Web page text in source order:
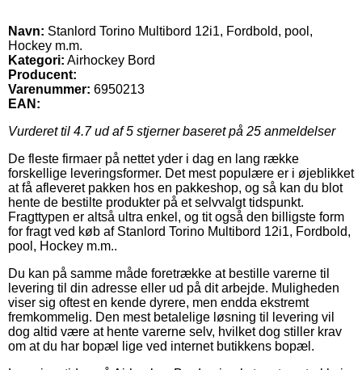
Navn: Stanlord Torino Multibord 12i1, Fordbold, pool,
Hockey m.m.
Kategori: Airhockey Bord
Producent:
Varenummer: 6950213
EAN:
Vurderet til 4.7ud af 5 stjerner baseret på 25 anmeldelser
De fleste firmaer på nettet yder i dag en lang række
forskellige leveringsformer. Det mest populære er i øjeblikket
at få afleveret pakken hos en pakkeshop, og så kan du blot
hente de bestilte produkter på et selvvalgt tidspunkt.
Fragttypen er altså ultra enkel, og tit også den billigste form
for fragt ved køb af Stanlord Torino Multibord 12i1, Fordbold,
pool, Hockey m.m..
Du kan på samme måde foretrække at bestille varerne til
levering til din adresse eller ud på dit arbejde. Muligheden
viser sig oftest en kende dyrere, men endda ekstremt
fremkommelig. Den mest betalelige løsning til levering vil
dog altid være at hente varerne selv, hvilket dog stiller krav
om at du har bopæl lige ved internet butikkens bopæl.